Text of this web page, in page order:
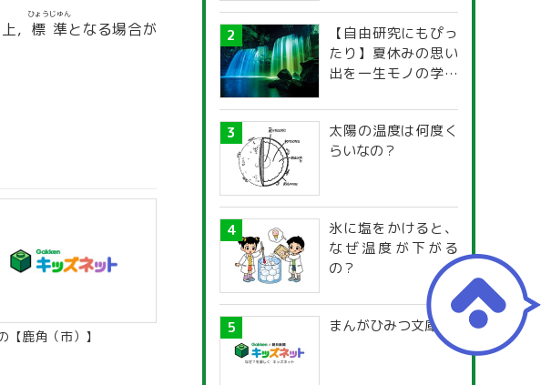
， 標準
ひょうじゅん
となる場合が
【鹿角（市）】
【自由研究にもぴっ
たり】夏休みの思い
出を一生モノの学び
探究ガイド
太陽の温度は何度く
らいなの？
氷に塩をかけると、
なぜ温度が下がる
の？
まんがひみつ文庫